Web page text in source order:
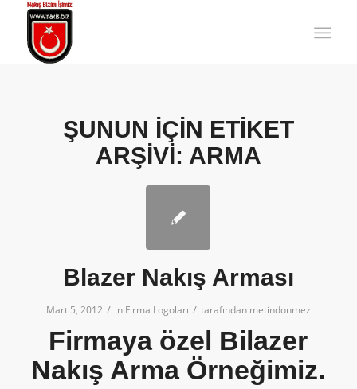
ŞUNUN IÇIN ETIKET
ARŞIVI: ARMA
Blazer Nakış Arması
Mart 5, 2012 / in Firma Logoları / tarafından metindonmez
Firmaya özel Bilazer
Nakış Arma Örneğimiz.